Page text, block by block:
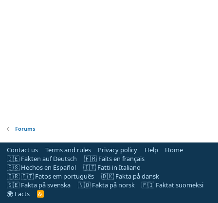
Forums
Contact us Terms and rules Privacy policy Help
Home
🇩🇪 Fakten auf Deutsch
🇫🇷 Faits en français
🇪🇸 Hechos en Español
🇮🇹 Fatti in Italiano
🇧🇷 🇵🇹 Fatos em português
🇩🇰 Fakta på dansk
🇸🇪 Fakta på svenska
🇳🇴 Fakta på norsk
🇫🇮 Faktat suomeksi
🌍 Facts
R